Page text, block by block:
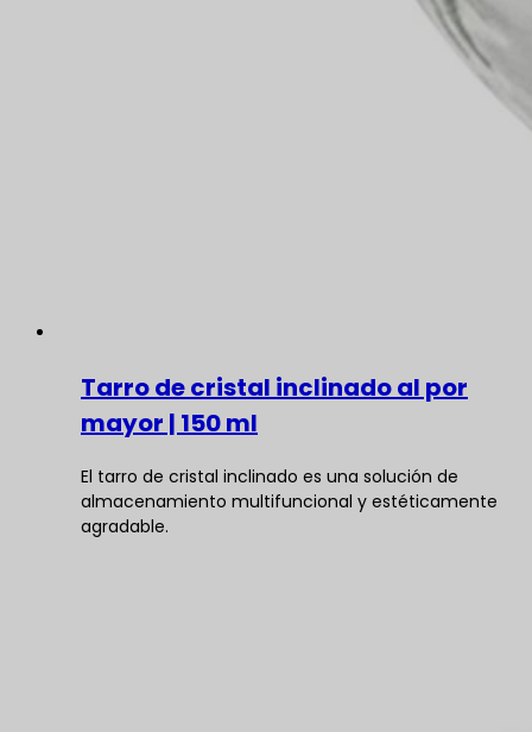
Tarro de cristal inclinado al por
mayor | 150 ml
El tarro de cristal inclinado es una solución de
almacenamiento multifuncional y estéticamente
agradable.